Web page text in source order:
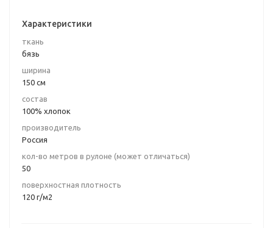
Характеристики
ткань
бязь
ширина
150 см
состав
100% хлопок
производитель
Россия
кол-во метров в рулоне (может отличаться)
50
поверхностная плотность
120 г/м2